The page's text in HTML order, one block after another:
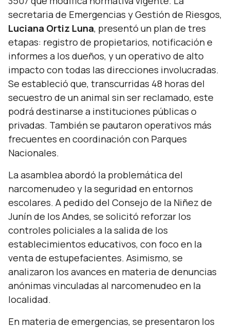
secretaria de Emergencias y Gestión de Riesgos,
Luciana Ortiz Luna, presentó un plan de tres
etapas: registro de propietarios, notificación e
informes a los dueños, y un operativo de alto
impacto con todas las direcciones involucradas.
Se estableció que, transcurridas 48 horas del
secuestro de un animal sin ser reclamado, este
podrá destinarse a instituciones públicas o
privadas. También se pautaron operativos más
frecuentes en coordinación con Parques
Nacionales.
La asamblea abordó la problemática del
narcomenudeo y la seguridad en entornos
escolares. A pedido del Consejo de la Niñez de
Junín de los Andes, se solicitó reforzar los
controles policiales a la salida de los
establecimientos educativos, con foco en la
venta de estupefacientes. Asimismo, se
analizaron los avances en materia de denuncias
anónimas vinculadas al narcomenudeo en la
localidad.
En materia de emergencias, se presentaron los